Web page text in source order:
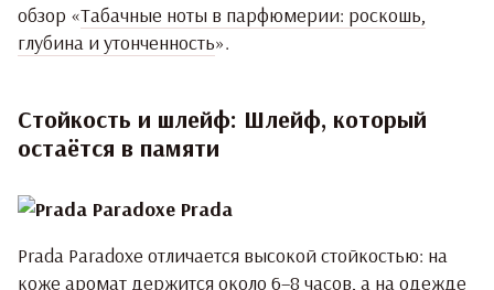
обзор «Табачные ноты в парфюмерии: роскошь,
глубина и утонченность».
Стойкость и шлейф: Шлейф, который
остаётся в памяти
Prada Paradoxe отличается высокой стойкостью: на
коже аромат держится около 6–8 часов, а на одежде